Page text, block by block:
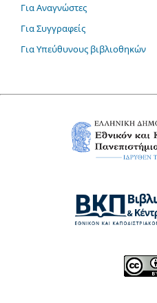
Για Αναγνώστες
Για Συγγραφείς
Για Υπεύθυνους βιβλιοθηκών